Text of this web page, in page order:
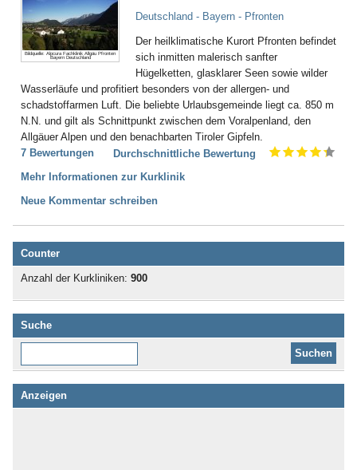
Bildquelle: Alpcura Fachklinik Allgäu Pfronten
Bayern Deutschland
Deutschland - Bayern - Pfronten
Der heilklimatische Kurort Pfronten befindet
sich inmitten malerisch sanfter
Hügelketten, glasklarer Seen sowie wilder
Wasserläufe und profitiert besonders von der allergen- und
schadstoffarmen Luft. Die beliebte Urlaubsgemeinde liegt ca. 850 m
N.N. und gilt als Schnittpunkt zwischen dem Voralpenland, den
Allgäuer Alpen und den benachbarten Tiroler Gipfeln.
7 Bewertungen
Durchschnittliche Bewertung
Mehr Informationen zur Kurklinik
Neue Kommentar schreiben
Counter
Anzahl der Kurkliniken: 900
Suche
Anzeigen